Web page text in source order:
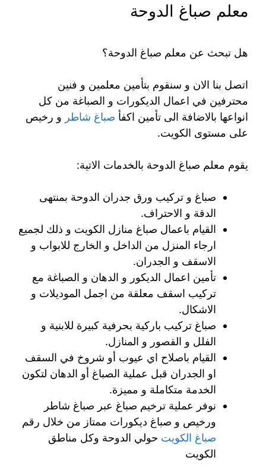
معلم صباغ الدوحة
هل تبحث عن معلم صباغ الدوحة؟
اتصل بنا الان و سنقوم بتأمين معلمين و فنين
محترفين في اعمال الديكورات و الصباغة من كل
انواعها بالاضافة الى تأمين اكفأ صباغ شاطر و رخيص
على مستوى الكويت.
يقوم معلم صباغ الدوحة بالخدمات الاتية:
صباغ و تركيب ورق جدران الدوحة بمنتهى
الدقة و الاحتراف.
القيام باعمال صباغ منازل الكويت و ذلك لجميع
ارجاء المنزل من الداخل و الخارج للابواب و
الاسقف و الجدران.
تأمين اعمال الديكور و الدهان و الصباغة مع
تركيب اسقف معلقة من اجمل الموديلات و
الاشكال.
صباغ تركيب باركية بحرفية كبيرة للابنية و
الفلل و القصور و المنازل.
القيام باصلاح اي عيوب أو شروخ في السقف
او الجدران قبل عملية الصباغ أو الدهان لتكون
الخدمة متكاملة و مميزة.
نوفر عملية ترخيم صباغ عبر صباغ شاطر
ورخيص و صباغ ديكورات ممتاز من خلال رقم
صباغ الكويت حولي الدوحة وكل مناطق
الكويت